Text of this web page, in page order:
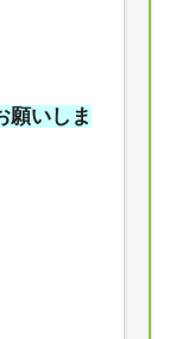
願いしま